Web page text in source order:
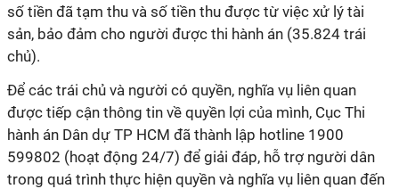
số tiền đã tạm thu và số tiền thu được từ việc xử lý tài
sản, bảo đảm cho người được thi hành án (35.824 trái
chủ).
Để các trái chủ và người có quyền, nghĩa vụ liên quan
được tiếp cận thông tin về quyền lợi của mình, Cục Thi
hành án Dân dự TP HCM đã thành lập hotline 1900
599802 (hoạt động 24/7) để giải đáp, hỗ trợ người dân
trong quá trình thực hiện quyền và nghĩa vụ liên quan đến